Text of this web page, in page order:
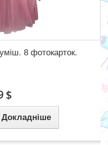
8 фотокарток.
$
Докладніше